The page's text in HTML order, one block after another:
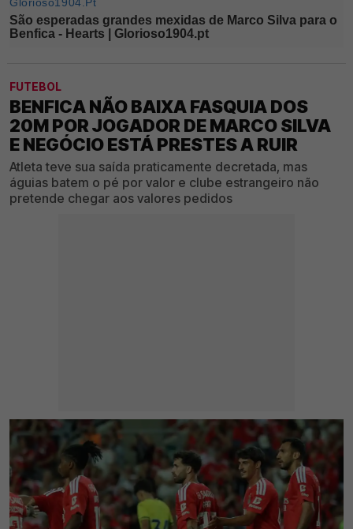
FUTEBOL
BENFICA NÃO BAIXA FASQUIA DOS
20M POR JOGADOR DE MARCO SILVA
E NEGÓCIO ESTÁ PRESTES A RUIR
Atleta teve sua saída praticamente decretada, mas
águias batem o pé por valor e clube estrangeiro não
pretende chegar aos valores pedidos